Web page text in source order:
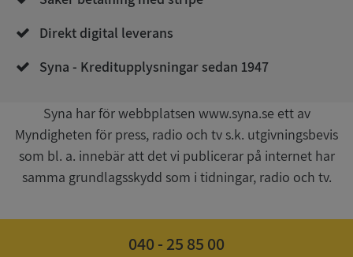
Direkt digital leverans
Syna - Kreditupplysningar sedan 1947
Syna har för webbplatsen www.syna.se ett av
Myndigheten för press, radio och tv s.k. utgivningsbevis
som bl. a. innebär att det vi publicerar på internet har
samma grundlagsskydd som i tidningar, radio och tv.
040 - 25 85 00
VISITOR_PRIVACY_METADATA
YouTube
.youtube.com
5 månader
4 veckor
Google
Privacy Policy